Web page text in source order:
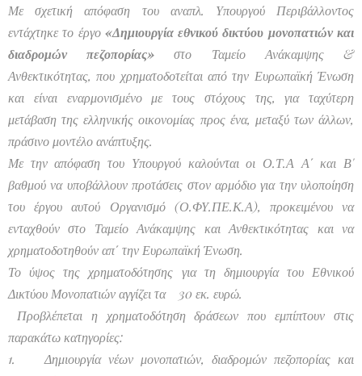
Με σχετική απόφαση του αναπλ. Υπουργού Περιβάλλοντος
εντάχτηκε το έργο «Δημιουργία εθνικού δικτύου μονοπατιών και
διαδρομών πεζοπορίας» στο Ταμείο Ανάκαμψης &
Ανθεκτικότητας, που χρηματοδοτείται από την Ευρωπαϊκή Ένωση
και είναι εναρμονισμένο με τους στόχους της, για ταχύτερη
μετάβαση της ελληνικής οικονομίας προς ένα, μεταξύ των άλλων,
πράσινο μοντέλο ανάπτυξης.
Με την απόφαση του Υπουργού καλούνται οι Ο.Τ.Α Α΄ και Β'
βαθμού να υποβάλλουν προτάσεις στον αρμόδιο για την υλοποίηση
του έργου αυτού Οργανισμό (Ο.ΦΥ.ΠΕ.Κ.Α), προκειμένου να
ενταχθούν στο Ταμείο Ανάκαμψης και Ανθεκτικότητας και να
χρηματοδοτηθούν απ΄ την Ευρωπαϊκή Ένωση.
Το ύψος της χρηματοδότησης για τη δημιουργία του Εθνικού
Δικτύου Μονοπατιών αγγίζει τα 30 εκ. ευρώ.
Προβλέπεται η χρηματοδότηση δράσεων που εμπίπτουν στις
παρακάτω κατηγορίες:
1. Δημιουργία νέων μονοπατιών, διαδρομών πεζοπορίας και